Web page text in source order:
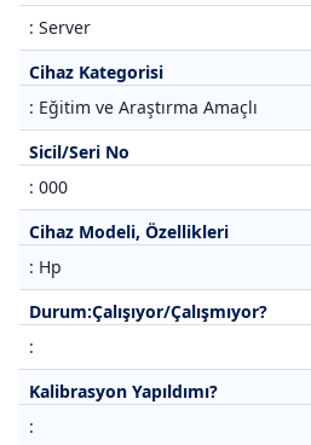
: Server
Cihaz Kategorisi
: Eğitim ve Araştırma Amaçlı
Sicil/Seri No
: 000
Cihaz Modeli, Özellikleri
: Hp
Durum:Çalışıyor/Çalışmıyor?
:
Kalibrasyon Yapıldımı?
: